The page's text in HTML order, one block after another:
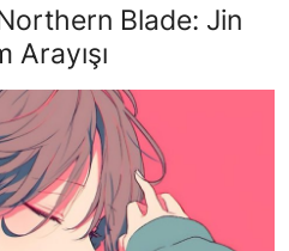
Blade: Jin